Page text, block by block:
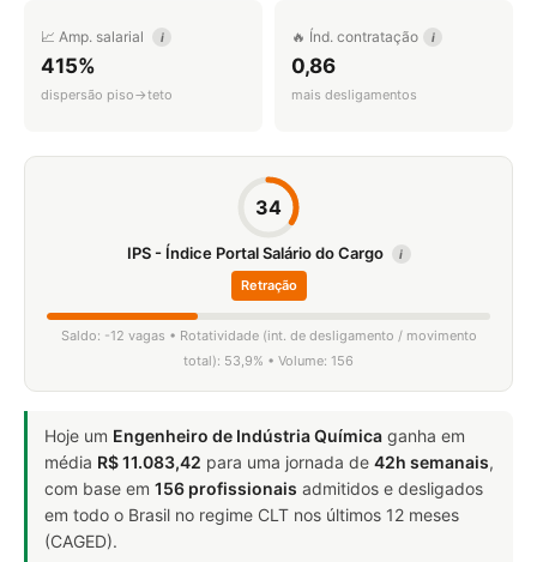
📈 Amp. salarial i
415%
dispersão piso→teto
🔥 Índ. contratação i
0,86
mais desligamentos
34
IPS - Índice Portal Salário do Cargo i
Retração
Saldo: -12 vagas • Rotatividade (int. de desligamento / movimento
total): 53,9% • Volume: 156
Hoje um Engenheiro de Indústria Química ganha em
média R$ 11.083,42 para uma jornada de 42h semanais,
com base em 156 profissionais admitidos e desligados
em todo o Brasil no regime CLT nos últimos 12 meses
(CAGED).